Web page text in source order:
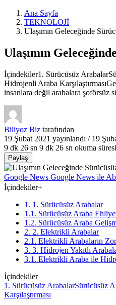
Ana Sayfa
TEKNOLOJİ
Ulaşımın Geleceğinde
Ulaşımın
İçindekiler1. Sürücüsüz
Hidrojenli Araba
insanlara değil arabalara şoförsüz
Biliyoz Biz tarafından
19 Şubat 2021 yayınlandı / 19
9 dk 26 sn 9 dk 26 sn okuma süresi
Paylaş
Google News Google News ile
İçindekiler+
1. 1. Sürücüsüz Arabalar
1.1. Sürücüsüz Araba
1.2. Sürücüsüz Araba
2. 2. Elektrikli Arabalar
2.1. Elektrikli Arabaların
3. 3. Hidrojen Yakıtlı
3.1. Elektrikli Araba ile
İçindekiler
1. Sürücüsüz ArabalarSürücüsüz
Karşılaştırması